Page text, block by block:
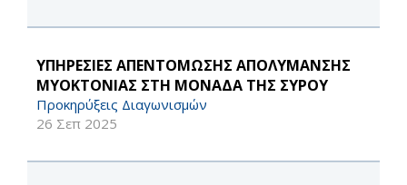
ΥΠΗΡΕΣΙΕΣ ΑΠΕΝΤΟΜΩΣΗΣ ΑΠΟΛΥΜΑΝΣΗΣ
ΜΥΟΚΤΟΝΙΑΣ ΣΤΗ ΜΟΝΑΔΑ ΤΗΣ ΣΥΡΟΥ
Προκηρύξεις Διαγωνισμών
26 Σεπ 2025